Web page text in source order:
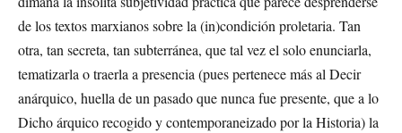
de los textos marxianos sobre la (in)condición proletaria. Tan
otra, tan secreta, tan subterránea, que tal vez el solo enunciarla,
tematizarla o traerla a presencia (pues pertenece más al Decir
anárquico, huella de un pasado que nunca fue presente, que a lo
Dicho árquico recogido y contemporaneizado por la Historia) la